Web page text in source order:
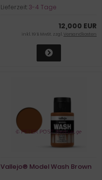
Lieferzeit:3-4 Tage
12,000 EUR
inkl. 19 % MwSt. zzgl.Versandkosten
Vallejo® Model Wash Brown